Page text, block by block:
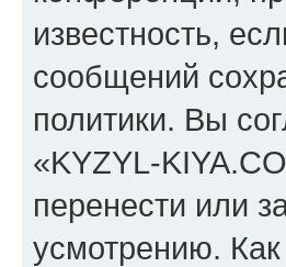
известность,
сообщений
политики. Вы
«KYZYL-
перенести или
усмотрению.